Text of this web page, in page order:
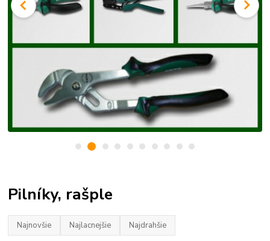
Pilníky, rašple
Najnovšie Najlacnejšie Najdrahšie